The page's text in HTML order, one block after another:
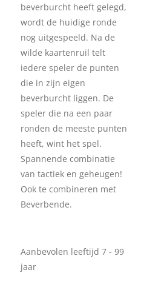
beverburcht heeft gelegd,
wordt de huidige ronde
nog uitgespeeld. Na de
wilde kaartenruil telt
iedere speler de punten
die in zijn eigen
beverburcht liggen. De
speler die na een paar
ronden de meeste punten
heeft, wint het spel.
Spannende combinatie
van tactiek en geheugen!
Ook te combineren met
Beverbende.
Aanbevolen leeftijd 7 - 99
jaar